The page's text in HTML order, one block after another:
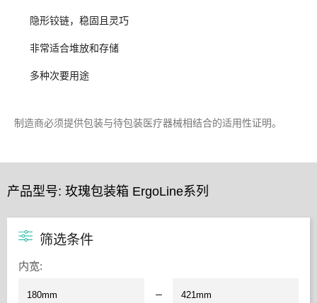
隐形铰链，稳固且灵巧
非常适合堆放和存储
多种次要用途
制造商必须提供包装与待包装医疗器械相结合的适用性证明。
产品型号: 玫瑰包装箱 ErgoLine系列
筛选条件
内宽:
–